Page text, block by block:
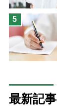
5
最新記事